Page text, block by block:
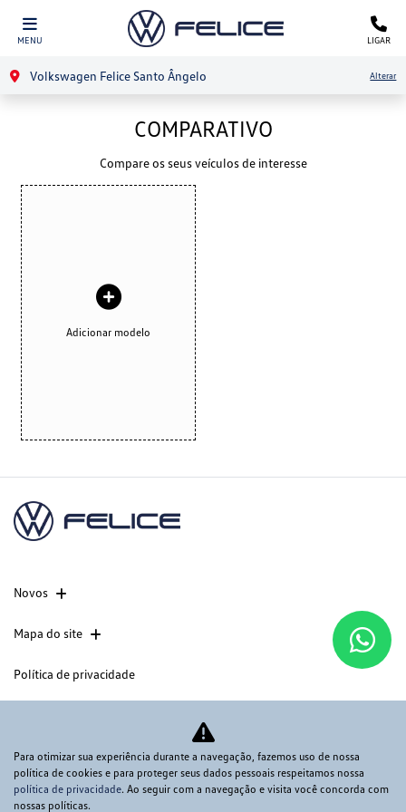
MENU LIGAR
Volkswagen Felice Santo Ângelo Alterar
COMPARATIVO
Compare os seus veículos de interesse
Adicionar modelo
Novos
Mapa do site
Política de privacidade
CNPJ: 60.830.284/0001-75
Desacelere. Seu bem maior é a vida.
Para otimizar sua experiência durante a navegação, fazemos uso de nossa
política de cookies e para proteger seus dados pessoais respeitamos nossa
política de privacidade. Ao seguir com a navegação e visita você concorda com
nossas políticas.